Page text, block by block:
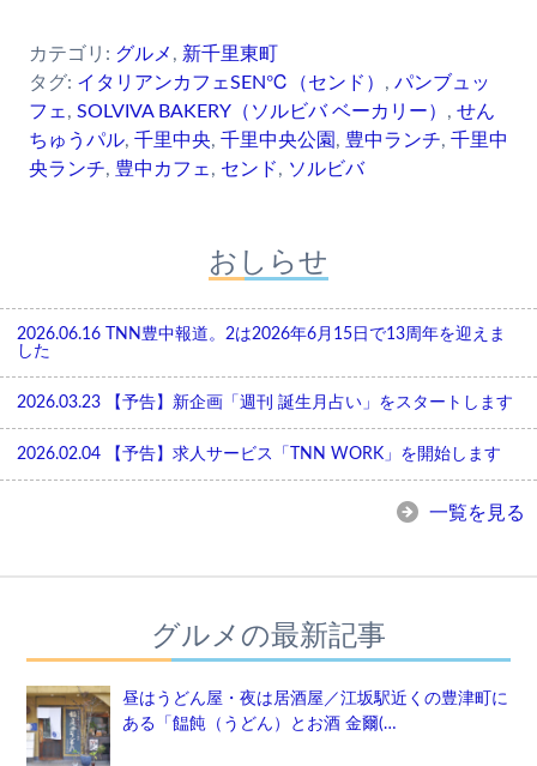
カテゴリ: グルメ , 新千里東町
タグ: イタリアンカフェSEN℃（センド） , パンブュッ
フェ , SOLVIVA BAKERY（ソルビバ ベーカリー） , せん
ちゅうパル, 千里中央, 千里中央公園 , 豊中ランチ, 千里中
央ランチ, 豊中カフェ , センド, ソルビバ
おしらせ
2026.06.16
TNN豊中報道。2は2026年6月15日で13周年を迎えま
した
2026.03.23 【予告】新企画「週刊 誕生月占い」をスタートします
2026.02.04 【予告】求人サービス「TNN WORK」を開始します
一覧を見る
グルメの最新記事
昼はうどん屋・夜は居酒屋／江坂駅近くの豊津町に
ある「饂飩（うどん）とお酒 金爾(…